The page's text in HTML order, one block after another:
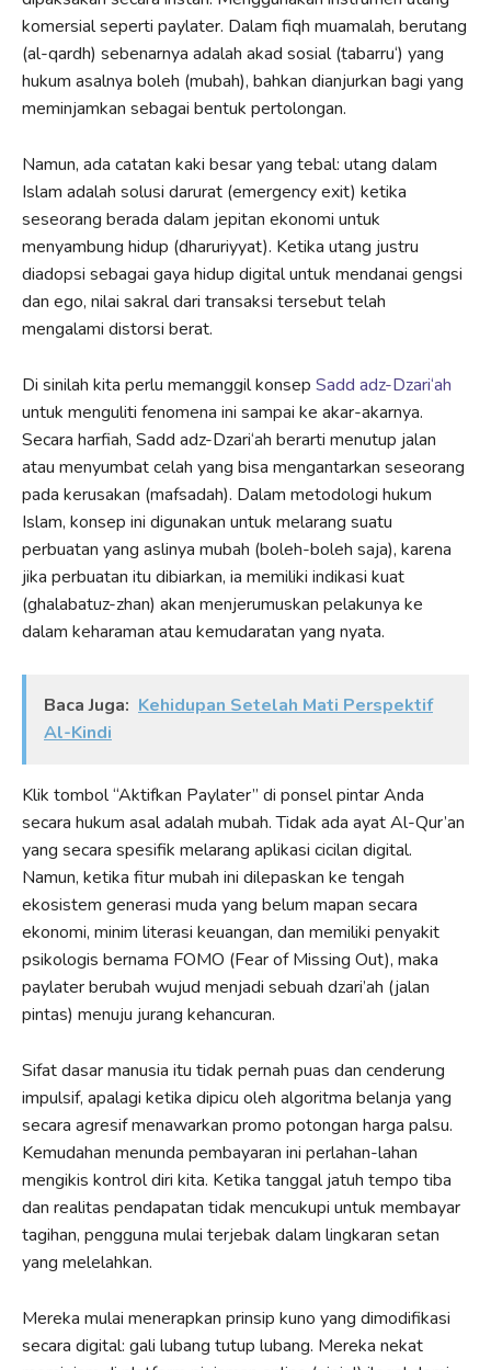
komersial seperti paylater. Dalam fiqh muamalah, berutang
(al-qardh) sebenarnya adalah akad sosial (tabarru‘) yang
hukum asalnya boleh (mubah), bahkan dianjurkan bagi yang
meminjamkan sebagai bentuk pertolongan.
Namun, ada catatan kaki besar yang tebal: utang dalam
Islam adalah solusi darurat (emergency exit) ketika
seseorang berada dalam jepitan ekonomi untuk
menyambung hidup (dharuriyyat). Ketika utang justru
diadopsi sebagai gaya hidup digital untuk mendanai gengsi
dan ego, nilai sakral dari transaksi tersebut telah
mengalami distorsi berat.
Di sinilah kita perlu memanggil konsep Sadd adz-Dzari‘ah
untuk menguliti fenomena ini sampai ke akar-akarnya.
Secara harfiah, Sadd adz-Dzari‘ah berarti menutup jalan
atau menyumbat celah yang bisa mengantarkan seseorang
pada kerusakan (mafsadah). Dalam metodologi hukum
Islam, konsep ini digunakan untuk melarang suatu
perbuatan yang aslinya mubah (boleh-boleh saja), karena
jika perbuatan itu dibiarkan, ia memiliki indikasi kuat
(ghalabatuz-zhan) akan menjerumuskan pelakunya ke
dalam keharaman atau kemudaratan yang nyata.
Baca Juga: Kehidupan Setelah Mati Perspektif
Al-Kindi
Klik tombol “Aktifkan Paylater” di ponsel pintar Anda
secara hukum asal adalah mubah. Tidak ada ayat Al-Qur’an
yang secara spesifik melarang aplikasi cicilan digital.
Namun, ketika fitur mubah ini dilepaskan ke tengah
ekosistem generasi muda yang belum mapan secara
ekonomi, minim literasi keuangan, dan memiliki penyakit
psikologis bernama FOMO (Fear of Missing Out), maka
paylater berubah wujud menjadi sebuah dzari’ah (jalan
pintas) menuju jurang kehancuran.
Sifat dasar manusia itu tidak pernah puas dan cenderung
impulsif, apalagi ketika dipicu oleh algoritma belanja yang
secara agresif menawarkan promo potongan harga palsu.
Kemudahan menunda pembayaran ini perlahan-lahan
mengikis kontrol diri kita. Ketika tanggal jatuh tempo tiba
dan realitas pendapatan tidak mencukupi untuk membayar
tagihan, pengguna mulai terjebak dalam lingkaran setan
yang melelahkan.
Mereka mulai menerapkan prinsip kuno yang dimodifikasi
secara digital: gali lubang tutup lubang. Mereka nekat